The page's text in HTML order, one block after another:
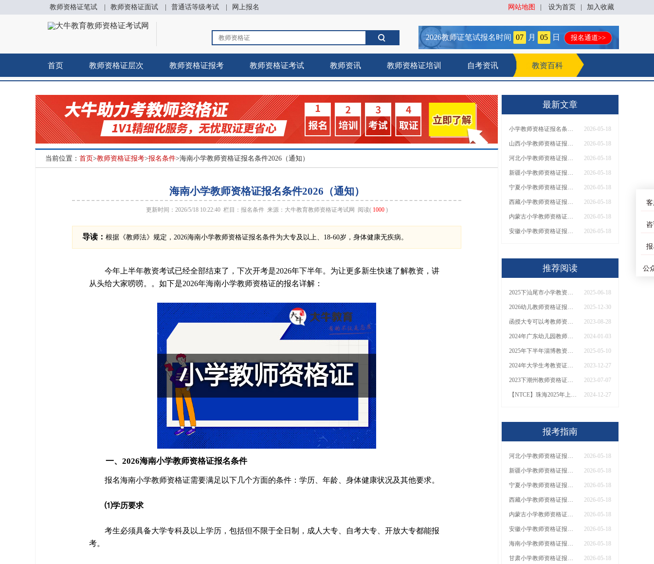
教师资格证笔试 教师资格证面试 普通话等级考试 网上报名 网站地图 设为首页 加入收藏
2026教师证笔试报名时间 07 月 05 日 报名通道>>
首页 教师资格证层次 教师资格证报考 教师资格证考试 教师资讯 教师资格证培训 自考资讯 教资百科
当前位置： 首页>教师资格证报考>报名条件>海南小学教师资格证报名条件2026（通知）
海南小学教师资格证报名条件2026（通知）
更新时间：2026/5/18 10:22:40 栏目： 报名条件来源： 大牛教育教师资格证考试网 阅读( 1000 )
导读： 根据《教师法》规定，2026海南小学教师资格证报名条件为大专及以上、18-60岁，身体健康无疾病。
今年上半年教资考试已经全部结束了，下次开考是2026年下半年。为让更多新生快速了解教资，讲
从头给大家唠唠。。如下是2026年海南小学教师资格证的报名详解：
一、2026海南小学教师资格证报名条件
报名海南小学教师资格证需要满足以下几个方面的条件：学历、年龄、身体健康状况及其他要求。
⑴学历要求
考生必须具备大学专科及以上学历，包括但不限于全日制，成人大专、自考大专、开放大专都能报
考。
最新文章
小学教师资格证报名条件2026（通知） 2026-05-18
山西小学教师资格证报名条件2026（通知） 2026-05-18
河北小学教师资格证报名条件2026（通知） 2026-05-18
新疆小学教师资格证报名条件2026（通知） 2026-05-18
宁夏小学教师资格证报名条件2026（通知） 2026-05-18
西藏小学教师资格证报名条件2026（通知） 2026-05-18
内蒙古小学教师资格证报名条件2026（通知） 2026-05-18
安徽小学教师资格证报名条件2026（通知） 2026-05-18
推荐阅读
2025下汕尾市小学教资面试如何报名？报名流程是什么 2025-06-18
2026幼儿教师资格证报名全流程公开！附具体报考日期，错过再等半年！ 2025-12-30
函授大专可以考教师资格证吗 2023-08-28
2024年广东幼儿园教师资格证考试时间表 2024-01-03
2025年下半年淄博教资考试（笔试）几月报名考试？ 2025-05-10
2024年大学生考教资证有什么用处？ 2023-12-27
2023下潮州教师资格证报名考区满了怎么办？ 2023-07-07
【NTCE】珠海2025年上半年教资笔试报名时间已定！ 2024-12-27
报考指南
河北小学教师资格证报名条件2026（通知） 2026-05-18
新疆小学教师资格证报名条件2026（通知） 2026-05-18
宁夏小学教师资格证报名条件2026（通知） 2026-05-18
西藏小学教师资格证报名条件2026（通知） 2026-05-18
内蒙古小学教师资格证报名条件2026（通知） 2026-05-18
安徽小学教师资格证报名条件2026（通知） 2026-05-18
海南小学教师资格证报名条件2026（通知） 2026-05-18
甘肃小学教师资格证报名条件2026（通知） 2026-05-18
公